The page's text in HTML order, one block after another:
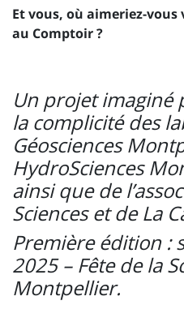
Et vous, où aimeriez-vous
au Comptoir ?
Un projet imaginé
la complicité des
Géosciences
HydroSciences
ainsi que de
Sciences et de La
Première édition :
2025 – Fête de la
Montpellier.